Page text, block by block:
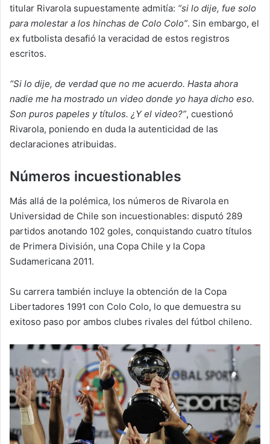
titular Rivarola supuestamente admitía: “si lo dije, fue solo
para molestar a los hinchas de Colo Colo”. Sin embargo, el
ex futbolista desafió la veracidad de estos registros
escritos.
“Si lo dije, de verdad que no me acuerdo. Hasta ahora
nadie me ha mostrado un video donde yo haya dicho eso.
Son puros papeles y títulos. ¿Y el video?”, cuestionó
Rivarola, poniendo en duda la autenticidad de las
declaraciones atribuidas.
Números incuestionables
Más allá de la polémica, los números de Rivarola en
Universidad de Chile son incuestionables: disputó 289
partidos anotando 102 goles, conquistando cuatro títulos
de Primera División, una Copa Chile y la Copa
Sudamericana 2011.
Su carrera también incluye la obtención de la Copa
Libertadores 1991 con Colo Colo, lo que demuestra su
exitoso paso por ambos clubes rivales del fútbol chileno.